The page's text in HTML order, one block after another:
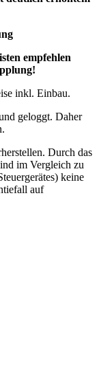
empfehlen
inkl. Einbau.
geloggt. Daher
Durch das
im Vergleich zu
keine
auf